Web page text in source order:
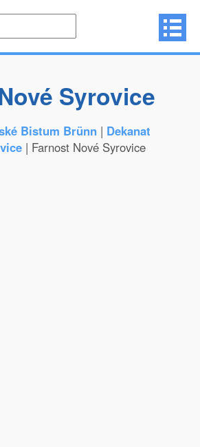
Syrovice
Bistum Brünn | Dekanat
| Farnost Nové Syrovice